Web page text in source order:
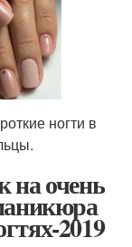
ногти в
на очень
2019